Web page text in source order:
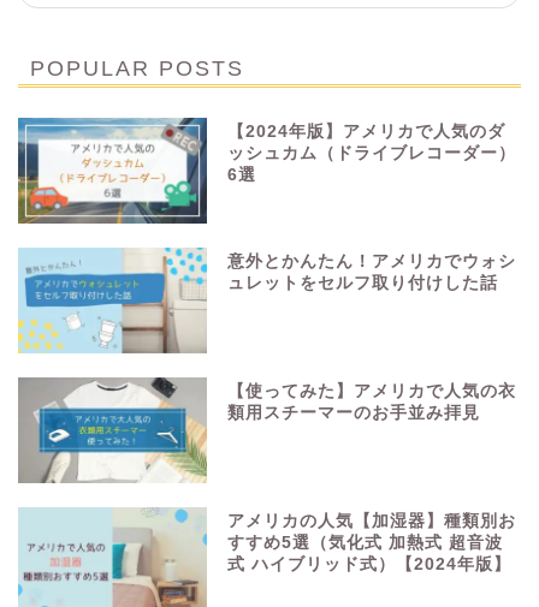
POPULAR POSTS
【2024年版】アメリカで人気のダ
ッシュカム（ドライブレコーダー）
6選
意外とかんたん！アメリカでウォシ
ュレットをセルフ取り付けした話
【使ってみた】アメリカで人気の衣
類用スチーマーのお手並み拝見
アメリカの人気【加湿器】種類別お
すすめ5選（気化式 加熱式 超音波
式 ハイブリッド式）【2024年版】